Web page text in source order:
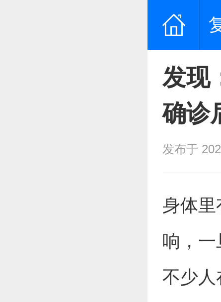
发现
确诊
发布于
身体
响，一
不少人